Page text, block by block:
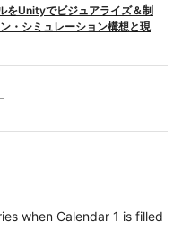
をUnityでビジュアライズ＆制
・シミュレーション構想と現
when Calendar 1 is filled